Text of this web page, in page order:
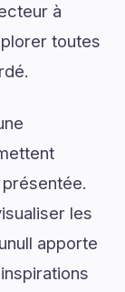
à
toutes
les
apporte